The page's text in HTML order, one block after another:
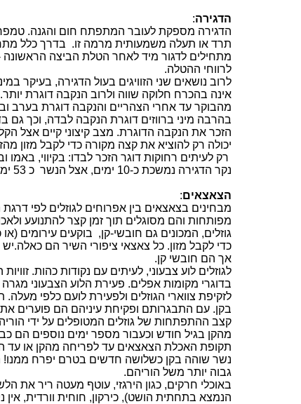
הדגירה:
תרד או תעלה משמעותית מרמה זו. בדרך כלל
מתחילים לדגור מיד לאחר הטלת הביצה הראשונה
לרווחי ההטלה.
לרוב נושאים שני הזוויגים בעול הדגירה, בעיקר
אינה בהכרח חלוקה שווה ולרוב הנקבה דוגרת
מהבוקר עד אחרי הצהריים והנקבה דוגרת בערב
בהרבה מיני ברווזים דוגרת הנקבה לבדה, וכך גם
הזכר את הנקבה הדוגרת. מצב קיצוני קיים אצל
יכולה רק להוציא את קצה מקורה כדי לקבל מזון
רק לעיתים רחוקות דוגר הזכר לבדו: בקיווי, באמו
נקר הדגירה נמשכת כ- 10 ימים, אצל הנשר כ 53 ימים,
הצאצאים:
מבחינים בצאצאים בין אפרוחים לגוזלים לפי
מפותחות והם מסוגלים תוך זמן קצר להתנועע
גוזלים, המכונים גם חובשי-קן, בוקעים עירומים
כדי לקבל מזון. כל צאצאי ציפורי השיר הם
אך הם חובשי קן.
לגוזלים לוע צבעוני, לעיתים עם נקודות כהות.
בדוגרי מקומות אפלים. פעירת הלוע הצבעוני
לזקיפת צווארי הגוזלים ולפעירת לועם כלפי
בקן. עם התבגרותם ופקיחת עיניהם הם פוערים
מהקן בגיל חודש וכעבור מספר ימים נוספים הם
תקופת האכלת הצאצאים עד לפריחה מהקן או עד
נשר שוהה בקן כשלושה חדשים בטרם יפרח ממנו!
גבוה יותר משל הוריהם.
באוכלי חרקים, כגון הירגזי, עוטף מעטה ריר את
הנמצא בתחתית הושט), כירקון, חוחית וורדית, אין